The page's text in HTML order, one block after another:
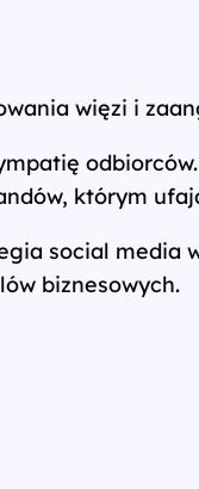
więzi i
którym
social media
biznesowych.